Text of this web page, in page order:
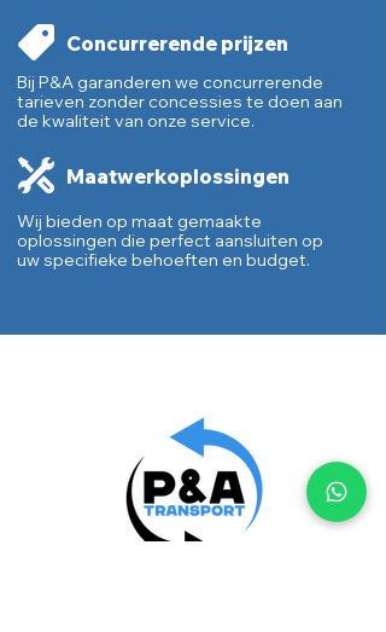
Concurrerende prijzen
Bij P&A garanderen we concurrerende
tarieven zonder concessies te doen aan
de kwaliteit van onze service.
Maatwerkoplossingen
Wij bieden op maat gemaakte
oplossingen die perfect aansluiten op
uw specifieke behoeften en budget.